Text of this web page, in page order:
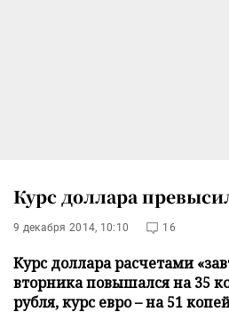
Курс доллара
9 декабря 2014, 10:10 16
Курс доллара расчетами
вторника повышался на 35
рубля, курс евро – на 51